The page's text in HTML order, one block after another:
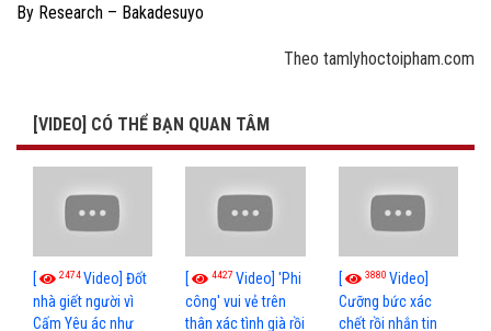
By Research – Bakadesuyo
Theo tamlyhoctoipham.com
[VIDEO] CÓ THỂ BẠN QUAN TÂM
[ 2474Video] Đốt
nhà giết người vì
Cấm Yêu ác như
[ 4427Video] 'Phi
công' vui vẻ trên
thân xác tình già rồi
[ 3880 Video]
Cưỡng bức xác
chết rồi nhắn tin